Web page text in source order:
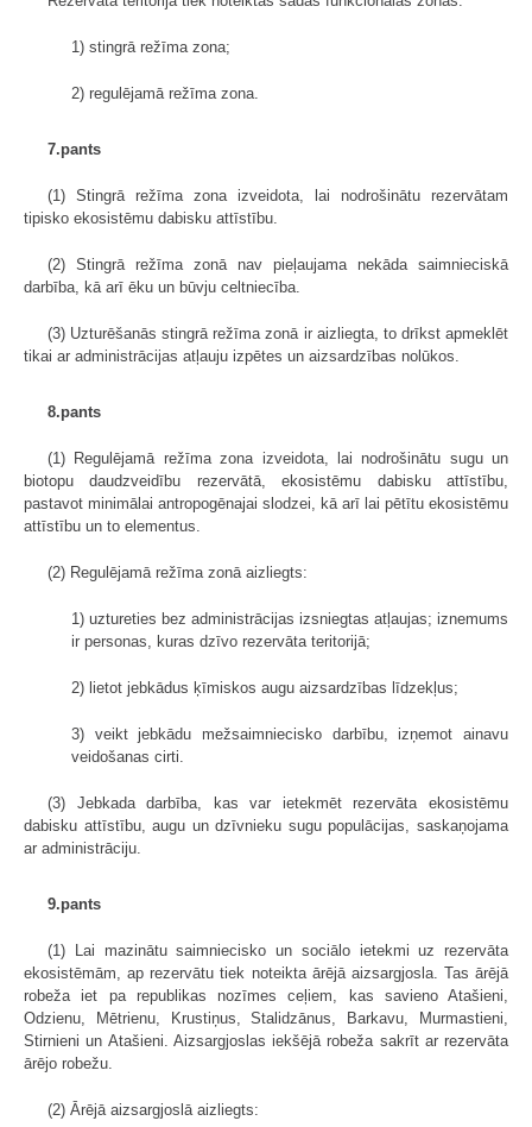
1) stingrā režīma zona;
2) regulējamā režīma zona.
7.pants
(1) Stingrā režīma zona izveidota, lai nodrošinātu rezervātam
tipisko ekosistēmu dabisku attīstību.
(2) Stingrā režīma zonā nav pieļaujama nekāda saimnieciskā
darbība, kā arī ēku un būvju celtniecība.
(3) Uzturēšanās stingrā režīma zonā ir aizliegta, to drīkst apmeklēt
tikai ar administrācijas atļauju izpētes un aizsardzības nolūkos.
8.pants
(1) Regulējamā režīma zona izveidota, lai nodrošinātu sugu un
biotopu daudzveidību rezervātā, ekosistēmu dabisku attīstību,
pastavot minimālai antropogēnajai slodzei, kā arī lai pētītu ekosistēmu
attīstību un to elementus.
(2) Regulējamā režīma zonā aizliegts:
1) uztureties bez administrācijas izsniegtas atļaujas; iznemums
ir personas, kuras dzīvo rezervāta teritorijā;
2) lietot jebkādus ķīmiskos augu aizsardzības līdzekļus;
3) veikt jebkādu mežsaimniecisko darbību, izņemot ainavu
veidošanas cirti.
(3) Jebkada darbība, kas var ietekmēt rezervāta ekosistēmu
dabisku attīstību, augu un dzīvnieku sugu populācijas, saskaņojama
ar administrāciju.
9.pants
(1) Lai mazinātu saimniecisko un sociālo ietekmi uz rezervāta
ekosistēmām, ap rezervātu tiek noteikta ārējā aizsargjosla. Tas ārējā
robeža iet pa republikas nozīmes ceļiem, kas savieno Atašieni,
Odzienu, Mētrienu, Krustiņus, Stalidzānus, Barkavu, Murmastieni,
Stirnieni un Atašieni. Aizsargjoslas iekšējā robeža sakrīt ar rezervāta
ārējo robežu.
(2) Ārējā aizsargjoslā aizliegts: